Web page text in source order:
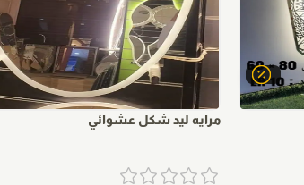
مرايه ليد شكل عشوائي